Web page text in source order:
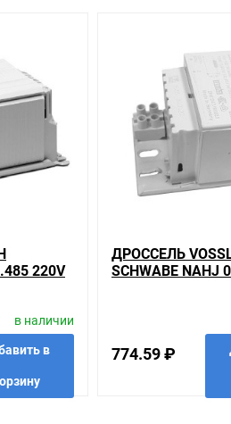
что размещенная на данном сайте
которые с
за собой право изменять внешний
Schwabe JD 2000.81 380-415V 10,3A/
что у нас оптимальное соотношение
как товары, пользующиеся
Кроме того, ставка делается на
товаров из категории
и натриевых ламп
что вы найдете на нашем сайте
2000W , можно получить в
удобнее, чем объезжать магазины,
220V
в наличии
в
ДРОССЕЛЬ
SCHWABE NAHJ
НАТРИЕВЫХ
774.59 ₽